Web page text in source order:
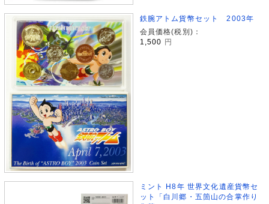
鉄腕アトム貨幣セット 2003年
会員価格(税別)：
1,500 円
ミント H8年 世界文化遺産貨幣セ
ット「白川郷・五箇山の合掌作り